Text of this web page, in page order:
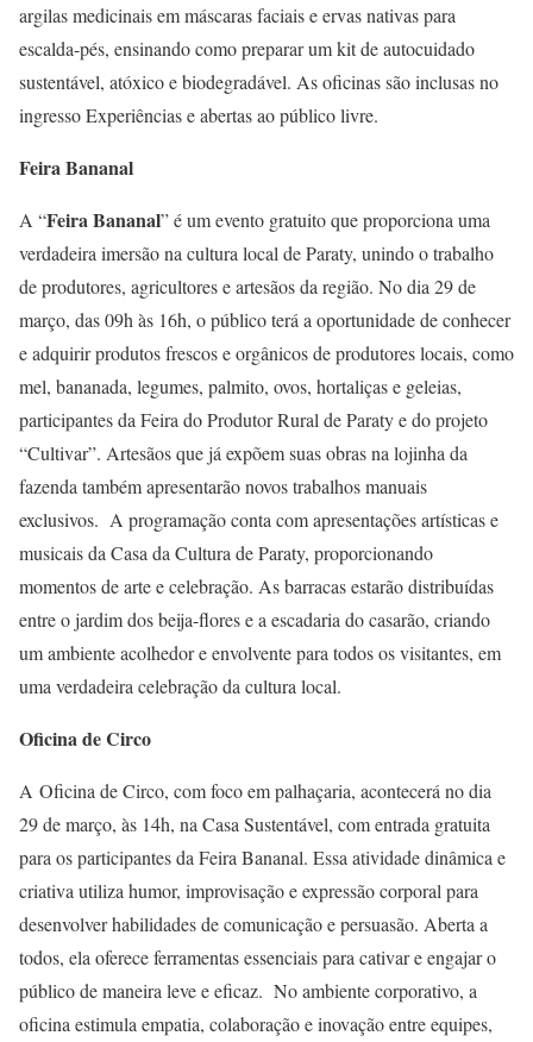
argilas medicinais em máscaras faciais e ervas nativas para
escalda-pés, ensinando como preparar um kit de autocuidado
sustentável, atóxico e biodegradável. As oficinas são inclusas no
ingresso Experiências e abertas ao público livre.
Feira Bananal
A “Feira Bananal” é um evento gratuito que proporciona uma
verdadeira imersão na cultura local de Paraty, unindo o trabalho
de produtores, agricultores e artesãos da região. No dia 29 de
março, das 09h às 16h, o público terá a oportunidade de conhecer
e adquirir produtos frescos e orgânicos de produtores locais, como
mel, bananada, legumes, palmito, ovos, hortaliças e geleias,
participantes da Feira do Produtor Rural de Paraty e do projeto
“Cultivar”. Artesãos que já expõem suas obras na lojinha da
fazenda também apresentarão novos trabalhos manuais
exclusivos. A programação conta com apresentações artísticas e
musicais da Casa da Cultura de Paraty, proporcionando
momentos de arte e celebração. As barracas estarão distribuídas
entre o jardim dos beija-flores e a escadaria do casarão, criando
um ambiente acolhedor e envolvente para todos os visitantes, em
uma verdadeira celebração da cultura local.
Oficina de Circo
A Oficina de Circo, com foco em palhaçaria, acontecerá no dia
29 de março, às 14h, na Casa Sustentável, com entrada gratuita
para os participantes da Feira Bananal. Essa atividade dinâmica e
criativa utiliza humor, improvisação e expressão corporal para
desenvolver habilidades de comunicação e persuasão. Aberta a
todos, ela oferece ferramentas essenciais para cativar e engajar o
público de maneira leve e eficaz. No ambiente corporativo, a
oficina estimula empatia, colaboração e inovação entre equipes,